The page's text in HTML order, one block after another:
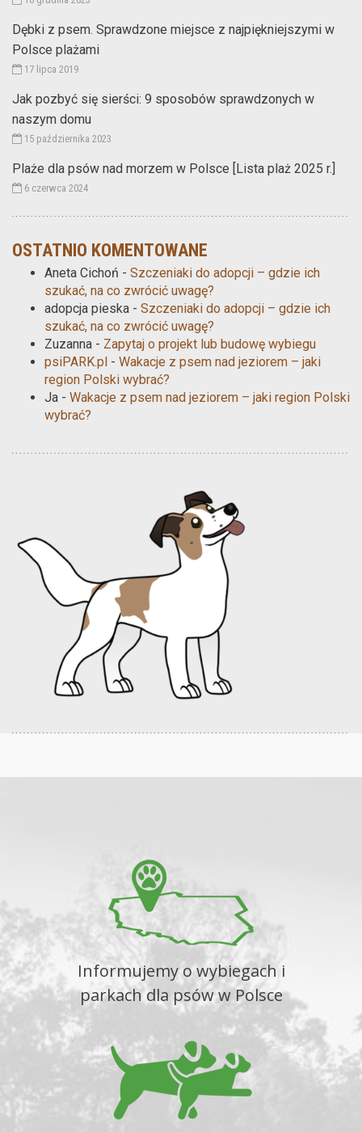
Dębki z psem. Sprawdzone miejsce z najpiękniejszymi w
Polsce plażami
17 lipca 2019
Jak pozbyć się sierści: 9 sposobów sprawdzonych w
naszym domu
15 października 2023
Plaże dla psów nad morzem w Polsce [Lista plaż 2025 r.]
6 czerwca 2024
OSTATNIO KOMENTOWANE
Aneta Cichoń - Szczeniaki do adopcji – gdzie ich
szukać, na co zwrócić uwagę?
adopcja pieska - Szczeniaki do adopcji – gdzie ich
szukać, na co zwrócić uwagę?
Zuzanna - Zapytaj o projekt lub budowę wybiegu
psiPARK.pl - Wakacje z psem nad jeziorem – jaki
region Polski wybrać?
Ja - Wakacje z psem nad jeziorem – jaki region Polski
wybrać?
Informujemy o wybiegach i
parkach dla psów w Polsce